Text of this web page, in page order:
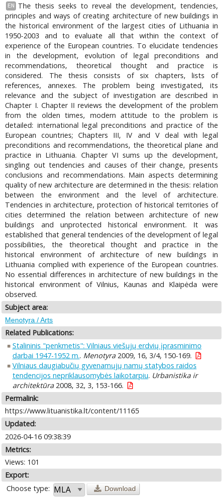
EN
The thesis seeks to reveal the development, tendencies,
principles and ways of creating architecture of new buildings in
the historical environment of the largest cities of Lithuania in
1950-2003 and to evaluate all that within the context of
experience of the European countries. To elucidate tendencies
in the development, evolution of legal preconditions and
recommendations, theoretical thought and practice is
considered. The thesis consists of six chapters, lists of
references, annexes. The problem being investigated, its
relevance and the subject of investigation are described in
Chapter I. Chapter II reviews the development of the problem
from the olden times, modern attitude to the problem is
detailed: international legal preconditions and practice of the
European countries; Chapters III, IV and V deal with legal
preconditions and recommendations, the theoretical plane and
practice in Lithuania. Chapter VI sums up the development,
singling out tendencies and causes of their change, presents
conclusions and recommendations. Main aspects determining
quality of new architecture are determined in the thesis: relation
between the environment and the level of architecture.
Tendencies in architecture, protection of historical territories of
cities determined the relation between architecture of new
buildings and unprotected historical environment. It was
established that general tendencies of the development of legal
possibilities, the theoretical thought and practice in the
historical environment of architecture of new buildings in
Lithuania complied with experience of the European countries.
No essential differences in architecture of new buildings in the
historical environment of Vilnius, Kaunas and Klaipėda were
observed.
Subject area:
Menotyra / Arts
Related Publications:
Stalininis "penkmetis": Vilniaus viešųjų erdvių įprasminimo
darbai 1947-1952 m.. Menotyra2009, 16, 3/4, 150-169.
Vilniaus daugiabučių gyvenamųjų namų statybos raidos
tendencijos nepriklausomybės laikotarpiu. Urbanistika ir
architektūra2008, 32, 3, 153-166.
Permalink:
https://www.lituanistika.lt/content/11165
Updated:
2026-04-16 09:38:39
Metrics:
Views: 101
Export:
Choose type:
Download